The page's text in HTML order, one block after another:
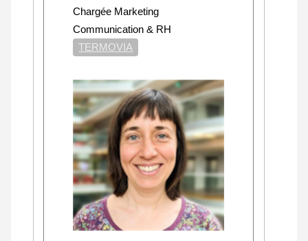
Chargée Marketing
Communication & RH
TERMOVIA